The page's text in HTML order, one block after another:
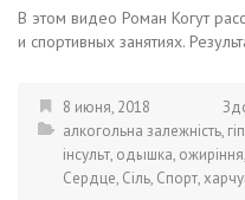
В этом видео Роман Когут
и спортивных занятиях.
8 июня, 2018
алкогольна залежність,
інсульт, одышка, ожиріння,
Сердце, Сіль, Спорт,